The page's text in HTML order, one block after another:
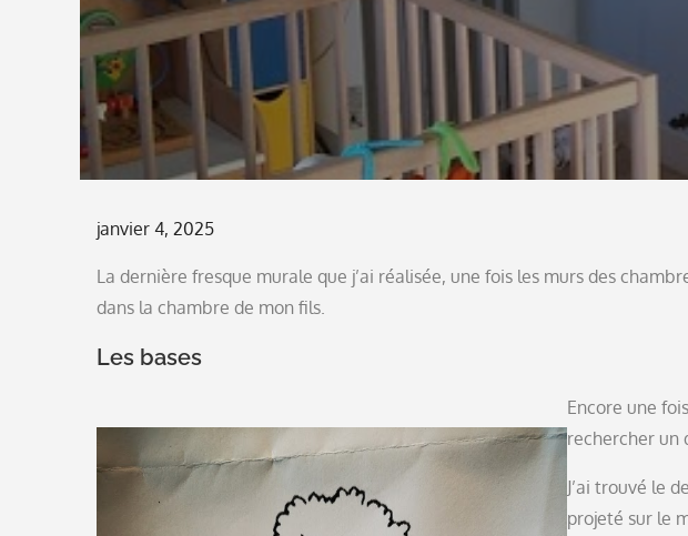
Posted
janvier 4, 2025
La dernière fresque murale que j’ai réalisée, une fois les murs des
dans la chambre de mon fils.
Les bases
Encore une
rechercher un
J’ai trouvé le
projeté sur le